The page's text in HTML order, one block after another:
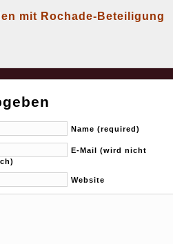
mit Rochade-Beteiligung
Name (required)
E-Mail (wird nicht
Website